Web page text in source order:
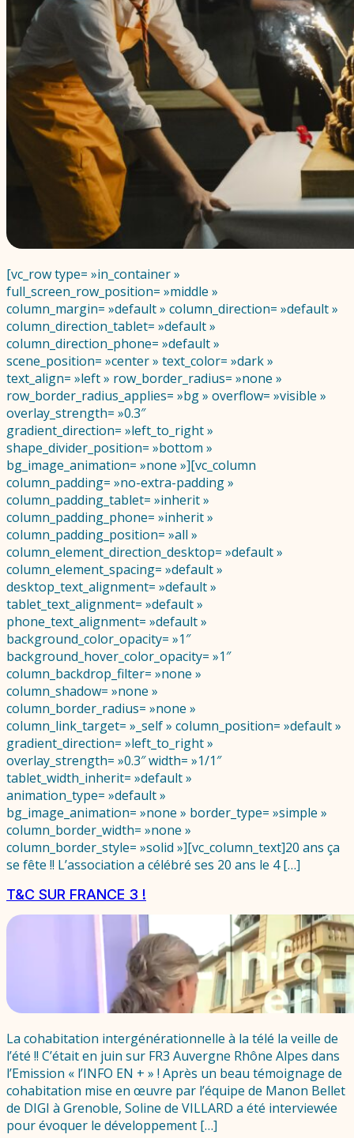
[vc_row type= »in_container »
full_screen_row_position= »middle »
column_margin= »default » column_direction= »default »
column_direction_tablet= »default »
column_direction_phone= »default »
scene_position= »center » text_color= »dark »
text_align= »left » row_border_radius= »none »
row_border_radius_applies= »bg » overflow= »visible »
overlay_strength= »0.3″
gradient_direction= »left_to_right »
shape_divider_position= »bottom »
bg_image_animation= »none »][vc_column
column_padding= »no-extra-padding »
column_padding_tablet= »inherit »
column_padding_phone= »inherit »
column_padding_position= »all »
column_element_direction_desktop= »default »
column_element_spacing= »default »
desktop_text_alignment= »default »
tablet_text_alignment= »default »
phone_text_alignment= »default »
background_color_opacity= »1″
background_hover_color_opacity= »1″
column_backdrop_filter= »none »
column_shadow= »none »
column_border_radius= »none »
column_link_target= »_self » column_position= »default »
gradient_direction= »left_to_right »
overlay_strength= »0.3″ width= »1/1″
tablet_width_inherit= »default »
animation_type= »default »
bg_image_animation= »none » border_type= »simple »
column_border_width= »none »
column_border_style= »solid »][vc_column_text]20 ans ça
se fête !! L’association a célébré ses 20 ans le 4 […]
T&C SUR FRANCE 3 !
La cohabitation intergénérationnelle à la télé la veille de
l’été !! C’était en juin sur FR3 Auvergne Rhône Alpes dans
l’Emission « l’INFO EN + » ! Après un beau témoignage de
cohabitation mise en œuvre par l’équipe de Manon Bellet
de DIGI à Grenoble, Soline de VILLARD a été interviewée
pour évoquer le développement […]